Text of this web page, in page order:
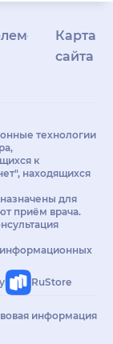
Карта
сайта
технологии
к
находящихся
для
приём врача.
информационных
RuStore
информация